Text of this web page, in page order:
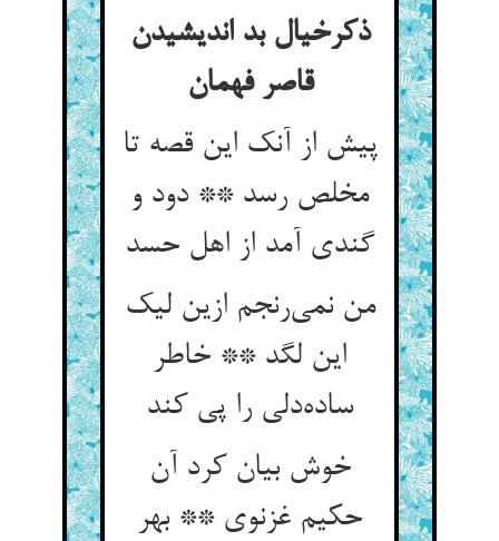
ذکرخیال بد اندیشیدن
قاصر فهمان
پیش از آنک این قصه تا
مخلص رسد ** دود و
گندی آمد از اهل حسد
من نمی‌رنجم ازین لیک
این لگد ** خاطر
ساده‌دلی را پی کند
خوش بیان کرد آن
حکیم غزنوی ** بهر